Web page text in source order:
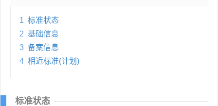
1 标准状态
2 基础信息
3 备案信息
4 相近标准(计划)
标准状态